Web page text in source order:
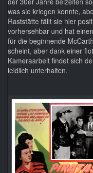
was sie kriegen konnte,
Raststätte fällt sie hier
vorhersehbar und hat
für die beginnende
scheint, aber dank einer
Kameraarbeit findet sich
leidlich unterhalten.